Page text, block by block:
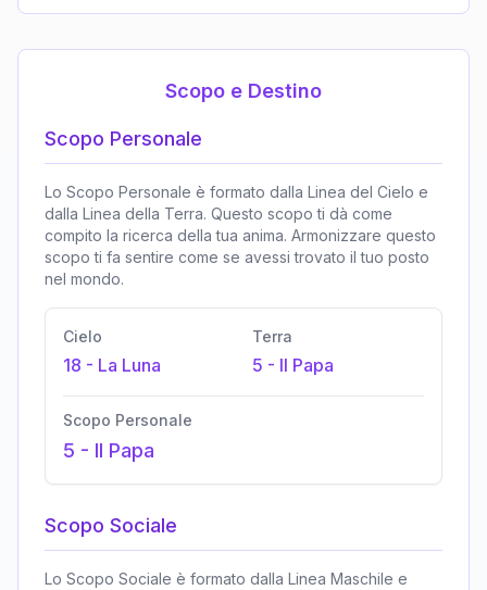
Scopo e Destino
Scopo Personale
Lo Scopo Personale è formato dalla Linea del Cielo e
dalla Linea della Terra. Questo scopo ti dà come
compito la ricerca della tua anima. Armonizzare questo
scopo ti fa sentire come se avessi trovato il tuo posto
nel mondo.
Cielo
18 - La Luna
Terra
5 - Il Papa
Scopo Personale
5 - Il Papa
Scopo Sociale
Lo Scopo Sociale è formato dalla Linea Maschile e